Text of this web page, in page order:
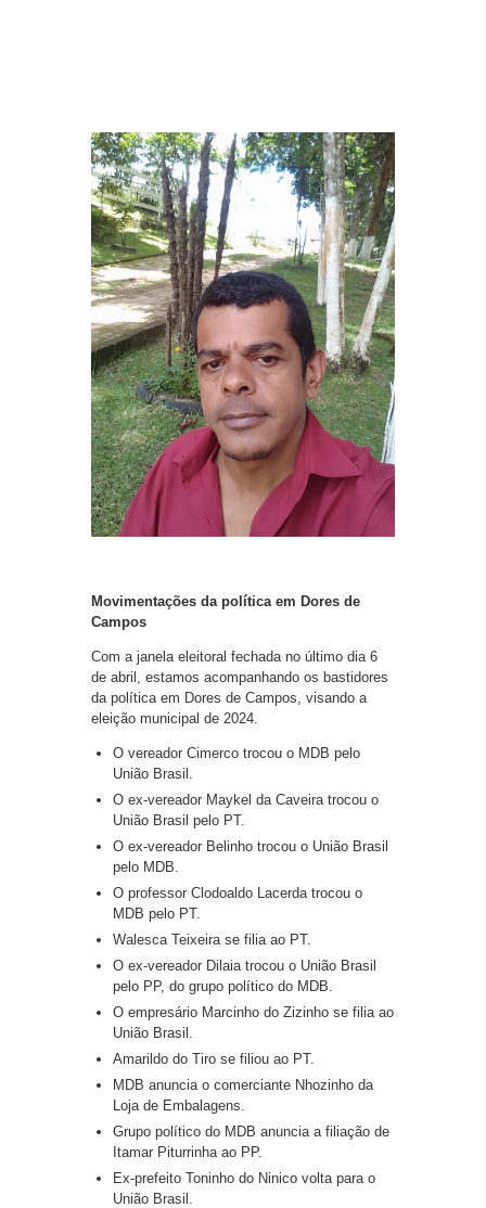
Movimentações da política em Dores de
Campos
Com a janela eleitoral fechada no último dia 6
de abril, estamos acompanhando os bastidores
da política em Dores de Campos, visando a
eleição municipal de 2024.
O vereador Cimerco trocou o MDB pelo
União Brasil.
O ex-vereador Maykel da Caveira trocou o
União Brasil pelo PT.
O ex-vereador Belinho trocou o União Brasil
pelo MDB.
O professor Clodoaldo Lacerda trocou o
MDB pelo PT.
Walesca Teixeira se filia ao PT.
O ex-vereador Dilaia trocou o União Brasil
pelo PP, do grupo político do MDB.
O empresário Marcinho do Zizinho se filia ao
União Brasil.
Amarildo do Tiro se filiou ao PT.
MDB anuncia o comerciante Nhozinho da
Loja de Embalagens.
Grupo político do MDB anuncia a filiação de
Itamar Piturrinha ao PP.
Ex-prefeito Toninho do Ninico volta para o
União Brasil.